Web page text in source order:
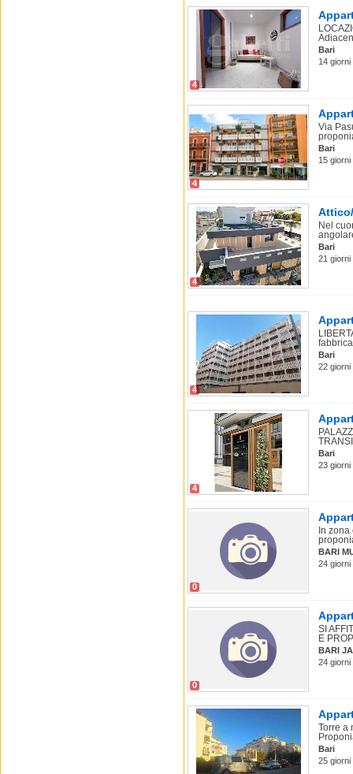
4
Bari
14
4
Via
Bari
15
4
Nel
Bari
21 giorni
4
Bari
22 giorni
4
Bari
23 giorni
0
In
BARI
24 giorni
0
SI
E
BARI
24 giorni
Torre a
Bari
25 giorni